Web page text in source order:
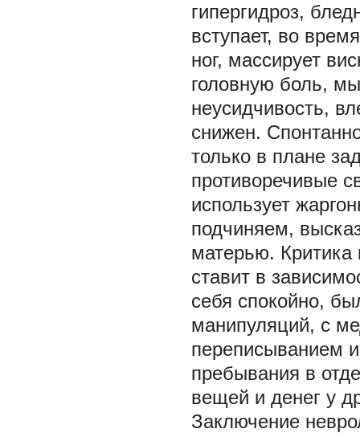
гипергидроз,
вступает, во
ног, массирует
головную боль,
неусидчивость,
снижен.
только в плане
противоречивые
использует
подчиняем,
матерью. Критика
ставит в
себя спокойно,
манипуляций, с
переписыванием
пребывания в
вещей и денег у
Заключение